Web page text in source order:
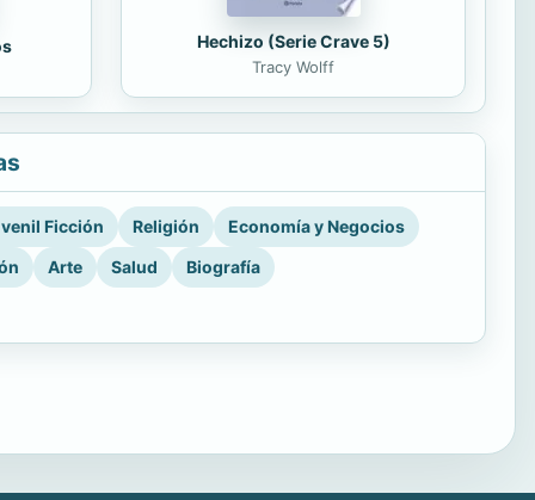
Hechizo (Serie Crave 5)
Tracy Wolff
Ficción Religión
Economía y Negocios
Arte Salud Biografía